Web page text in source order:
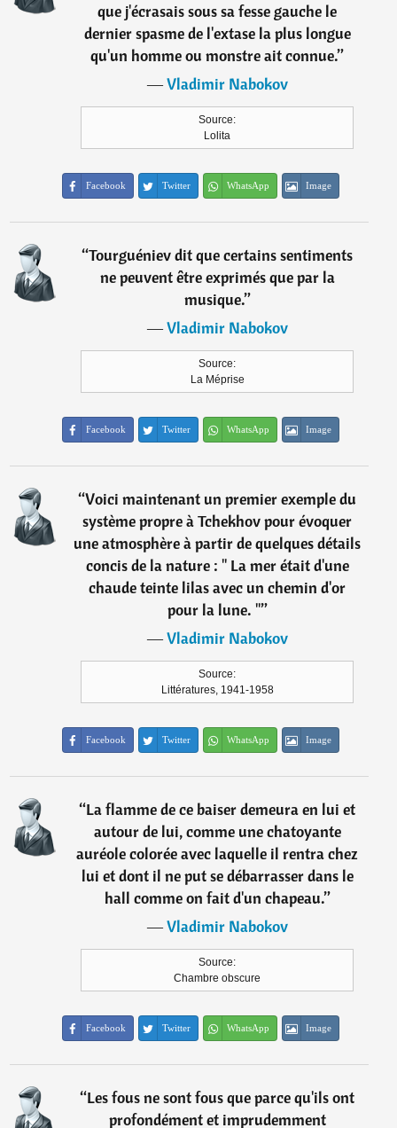
que j'écrasais sous sa fesse gauche le
dernier spasme de l'extase la plus longue
qu'un homme ou monstre ait connue.”
―Vladimir Nabokov
Source:
Lolita
Facebook Twitter WhatsApp Image
“Tourguéniev dit que certains sentiments
ne peuvent être exprimés que par la
musique.”
―Vladimir Nabokov
Source:
La Méprise
Facebook Twitter WhatsApp Image
“Voici maintenant un premier exemple du
système propre à Tchekhov pour évoquer
une atmosphère à partir de quelques détails
concis de la nature : " La mer était d'une
chaude teinte lilas avec un chemin d'or
pour la lune. "”
―Vladimir Nabokov
Source:
Littératures, 1941-1958
Facebook Twitter WhatsApp Image
“La flamme de ce baiser demeura en lui et
autour de lui, comme une chatoyante
auréole colorée avec laquelle il rentra chez
lui et dont il ne put se débarrasser dans le
hall comme on fait d'un chapeau.”
―Vladimir Nabokov
Source:
Chambre obscure
Facebook Twitter WhatsApp Image
“Les fous ne sont fous que parce qu'ils ont
profondément et imprudemment